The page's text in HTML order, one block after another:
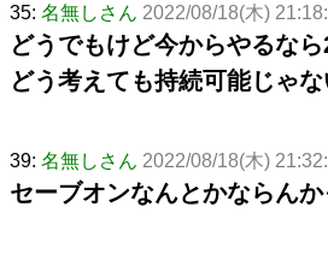
35: 名無しさん 2022/08/18(木)
どうでもけど今からやるな
どう考えても持続可能じゃ
39: 名無しさん 2022/08/18(木)
セーブオンなんとかならん